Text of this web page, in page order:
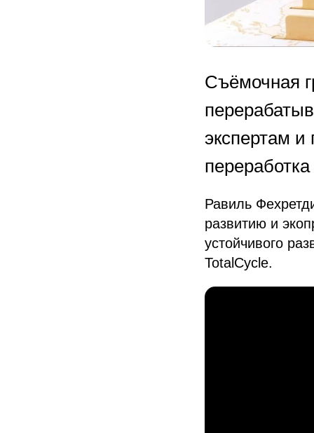
Съёмочная
экспертам и
Равиль
развитию и
устойчивого
TotalCycle.